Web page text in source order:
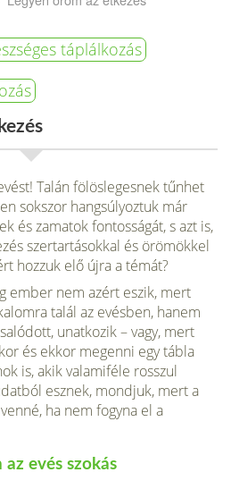
táplálkozás
Talán fölöslegesnek tűnhet
sokszor hangsúlyoztuk már
és zamatok fontosságát, s azt is,
szertartásokkal és örömökkel
hozzuk elő újra a témát?
ember nem azért eszik, mert
talál az evésben, hanem
unatkozik – vagy, mert
és ekkor megenni egy tábla
is, akik valamiféle rosszul
esznek, mondjuk, mert a
ha nem fogyna el a
evés szokás